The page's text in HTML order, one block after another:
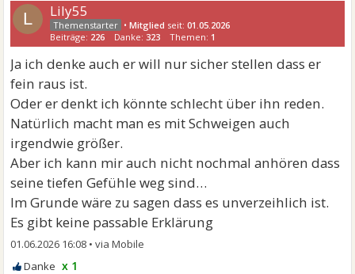
L Lily55
•Mitglied seit:01.05.2026
Beiträge: 226 Danke: 323 Themen: 1
Ja ich denke auch er will nur sicher stellen dass er
fein raus ist.
Oder er denkt ich könnte schlecht über ihn reden.
Natürlich macht man es mit Schweigen auch
irgendwie größer.
Aber ich kann mir auch nicht nochmal anhören dass
seine tiefen Gefühle weg sind…
Im Grunde wäre zu sagen dass es unverzeihlich ist.
Es gibt keine passable Erklärung
01.06.2026 16:08 •
x 1